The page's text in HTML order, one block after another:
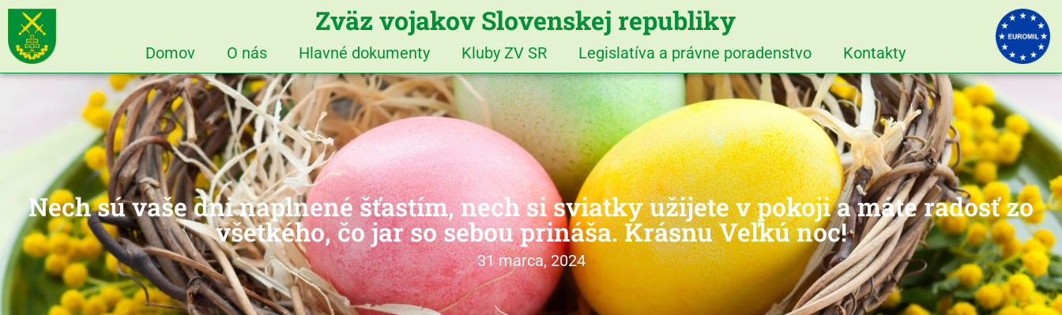
Zväz vojakov Slovenskej republiky
Domov O nás Hlavné dokumenty Kluby ZV SR Legislatíva a právne poradenstvo Kontakty
Nech sú vaše dni naplnené šťastím, nech si sviatky užijete v pokoji a máte radosť zo
všetkého, čo jar so sebou prináša. Krásnu Veľkú noc!
31 marca, 2024